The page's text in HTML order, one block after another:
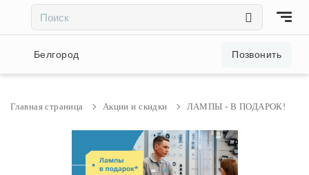
Акции и скидки
Белгород Позвонить
Главная страница Акции и скидки ЛАМПЫ - В ПОДАРОК!
××